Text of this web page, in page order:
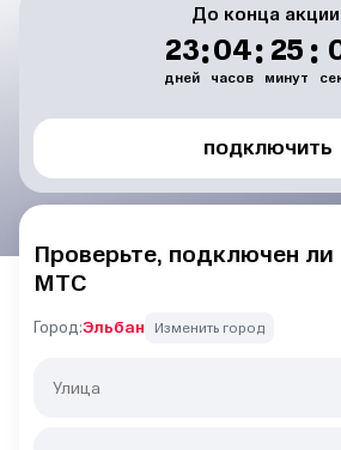
До конца
23
дней:04
часов: 25
минут:
ПОДКЛЮЧИТЬ
Проверьте, подключен
МТС
Город:Эльбан Изменить город